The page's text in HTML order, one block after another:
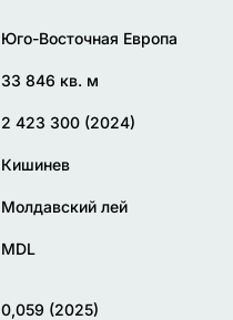
Юго-Восточная Европа
33 846 кв. м
2 423 300 (2024)
Кишинев
Молдавский лей
MDL
0,059 (2025)